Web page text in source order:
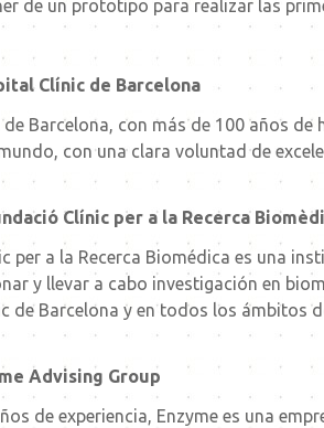
de un prototipo para realizar las
Clínic de Barcelona
Barcelona, ​​con más de 100 años
con una clara voluntad de
Clínic per a la Recerca
per a la Recerca Biomédica es una
y llevar a cabo investigación en
de Barcelona y en todos los ámbitos
Advising Group
de experiencia, Enzyme es una